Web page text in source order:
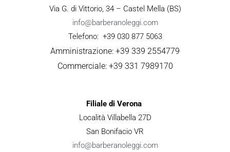
Via G. di Vittorio, 34 – Castel Mella (BS)
info@barberanoleggi.com
Telefono: +39 030 877 5063
Amministrazione: +39 339 2554779
Commerciale: +39 331 7989170
Filiale di Verona
Località Villabella 27D
San Bonifacio VR
info@barberanoleggi.com